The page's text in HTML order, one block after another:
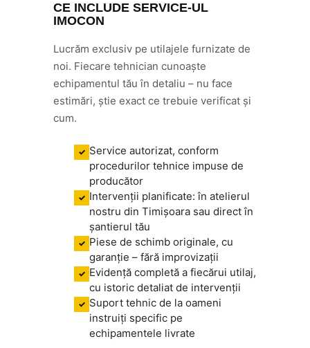
CE INCLUDE SERVICE-UL
IMOCON
Lucrăm exclusiv pe utilajele furnizate de
noi. Fiecare tehnician cunoaște
echipamentul tău în detaliu – nu face
estimări, știe exact ce trebuie verificat și
cum.
✓ Service autorizat, conform
procedurilor tehnice impuse de
producător
✓ Intervenții planificate: în atelierul
nostru din Timișoara sau direct în
șantierul tău
✓ Piese de schimb originale, cu
garanție – fără improvizații
✓ Evidență completă a fiecărui utilaj,
cu istoric detaliat de intervenții
✓ Suport tehnic de la oameni
instruiți specific pe
echipamentele livrate